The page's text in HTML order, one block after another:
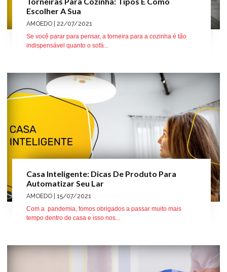
Escolher A Sua
AMOEDO | 22/07/2021
Se você parar para pensar, a torneira para a cozinha é tão
indispensável quanto o sofá...
Casa Inteligente: Dicas De Produto Para
Automatizar Seu Lar
AMOEDO | 15/07/2021
Com a pandemia, fomos obrigados a passar muito mais
tempo dentro de casa e isso nos...